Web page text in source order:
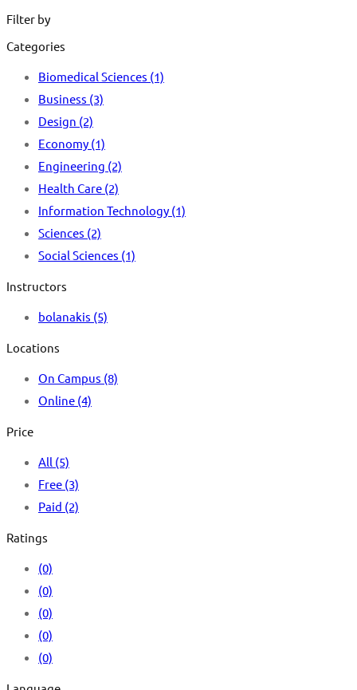
Filter by
Categories
Biomedical Sciences (1)
Business (3)
Design (2)
Economy (1)
Engineering (2)
Health Care (2)
Information Technology (1)
Sciences (2)
Social Sciences (1)
Instructors
bolanakis (5)
Locations
On Campus (8)
Online (4)
Price
All (5)
Free (3)
Paid (2)
Ratings
(0)
(0)
(0)
(0)
(0)